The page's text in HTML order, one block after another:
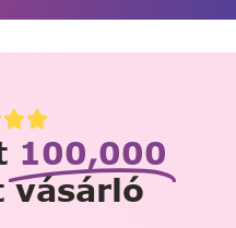
100,000
vásárló